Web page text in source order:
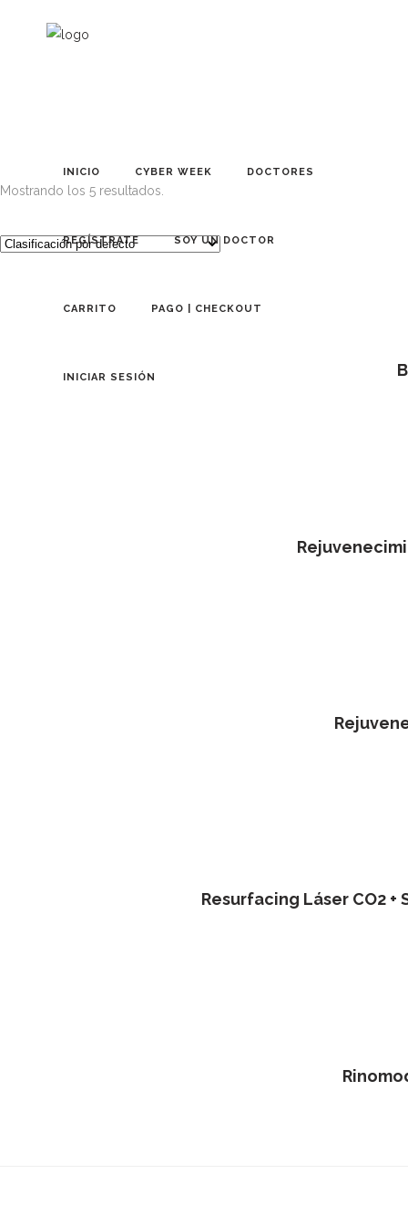
INICIO CYBER WEEK DOCTORES
REGÍSTRATE SOY UN DOCTOR
CARRITO PAGO | CHECKOUT
INICIAR SESIÓN
Mostrando los 5 resultados.
Resurfacing Láser CO2